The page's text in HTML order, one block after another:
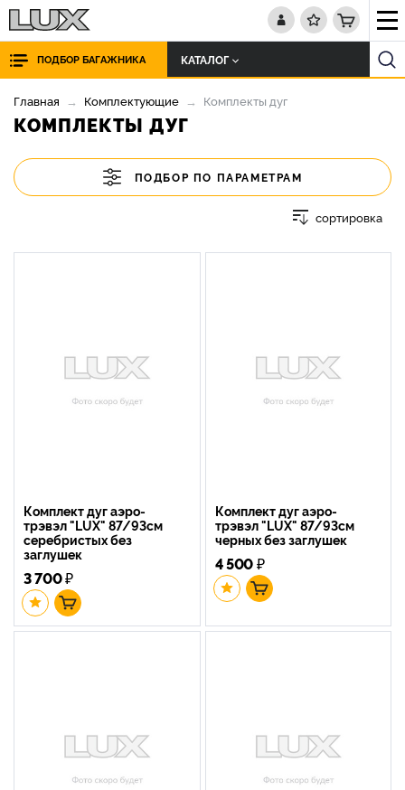
ПОДБОР БАГАЖНИКА КАТАЛОГ
Главная Комплектующие Комплекты дуг
КОМПЛЕКТЫ ДУГ
ПОДБОР ПО ПАРАМЕТРАМ
сортировка
Комплект дуг аэро-
трэвэл "LUX" 87/93см
серебристых без
заглушек
3 700₽
Комплект дуг аэро-
трэвэл "LUX" 87/93см
черных без заглушек
4 500₽